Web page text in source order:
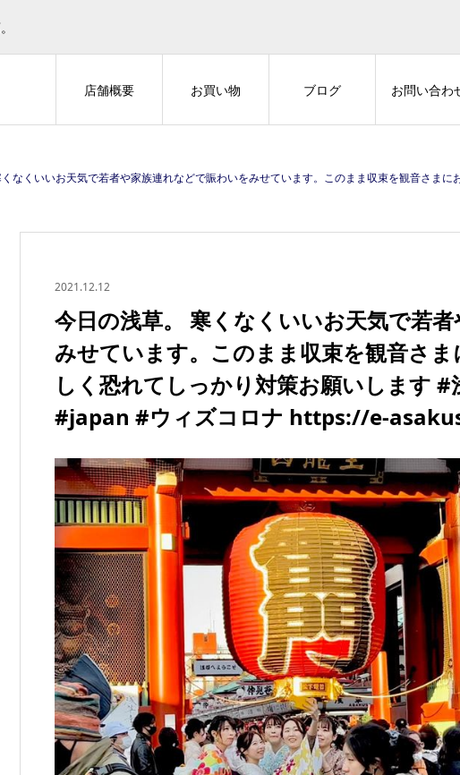
店舗概要 お買い物 ブログ お問い合わ
いお天気で若者や家族連れなどで賑わいをみせています。このまま収束を観音さまにお祈りいたします。#正しく恐れてしっか
2021.12.12
今日の浅草。 寒くなくいいお天気で若
みせています。このまま収束を観音さ
しく恐れてしっかり対策お願いします
#japan #ウィズコロナ https://e-